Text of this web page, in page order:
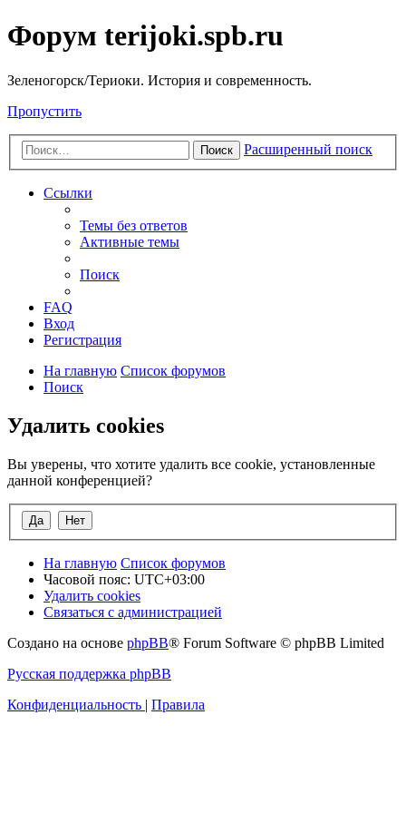
Форум terijoki.spb.ru
Зеленогорск/Териоки. История и современность.
Пропустить
Поиск Расширенный поиск
Ссылки
Темы без ответов
Активные темы
Поиск
FAQ
Вход
Регистрация
На главную Список форумов
Поиск
Удалить cookies
Вы уверены, что хотите удалить все cookie, установленные
данной конференцией?
На главную Список форумов
Часовой пояс: UTC+03:00
Удалить cookies
Связаться с администрацией
Создано на основе phpBB® Forum Software © phpBB Limited
Русская поддержка phpBB
Конфиденциальность | Правила